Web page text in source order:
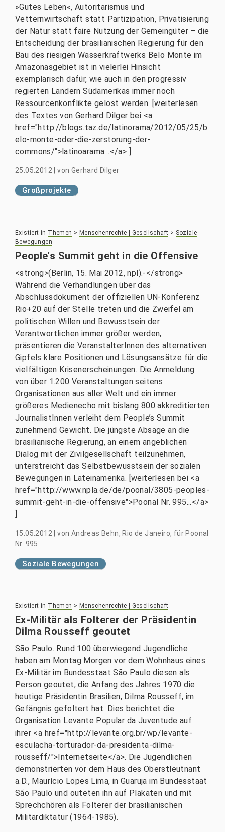
»Gutes Leben«, Autoritarismus und
Vetternwirtschaft statt Partizipation, Privatisierung
der Natur statt faire Nutzung der Gemeingüter – die
Entscheidung der brasilianischen Regierung für den
Bau des riesigen Wasserkraftwerks Belo Monte im
Amazonasgebiet ist in vielerlei Hinsicht
exemplarisch dafür, wie auch in den progressiv
regierten Ländern Südamerikas immer noch
Ressourcenkonflikte gelöst werden. [weiterlesen
des Textes von Gerhard Dilger bei <a
href="http://blogs.taz.de/latinorama/2012/05/25/b
elo-monte-oder-die-zerstorung-der-
commons/">latinoarama...</a> ]
25.05.2012 |von Gerhard Dilger
Großprojekte
Existiert in Themen > Menschenrechte | Gesellschaft > Soziale
Bewegungen
People's Summit geht in die Offensive
<strong>(Berlin, 15. Mai 2012, npl).-</strong>
Während die Verhandlungen über das
Abschlussdokument der offiziellen UN-Konferenz
Rio+20 auf der Stelle treten und die Zweifel am
politischen Willen und Bewusstsein der
Verantwortlichen immer größer werden,
präsentieren die VeranstalterInnen des alternativen
Gipfels klare Positionen und Lösungsansätze für die
vielfältigen Krisenerscheinungen. Die Anmeldung
von über 1.200 Veranstaltungen seitens
Organisationen aus aller Welt und ein immer
größeres Medienecho mit bislang 800 akkreditierten
JournalistInnen verleiht dem People’s Summit
zunehmend Gewicht. Die jüngste Absage an die
brasilianische Regierung, an einem angeblichen
Dialog mit der Zivilgesellschaft teilzunehmen,
unterstreicht das Selbstbewusstsein der sozialen
Bewegungen in Lateinamerika. [weiterlesen bei <a
href="http://www.npla.de/de/poonal/3805-peoples-
summit-geht-in-die-offensive">Poonal Nr. 995...</a>
]
15.05.2012 |von Andreas Behn, Rio de Janeiro, für Poonal
Nr. 995
Soziale Bewegungen
Existiert in Themen > Menschenrechte | Gesellschaft
Ex-Militär als Folterer der Präsidentin
Dilma Rousseff geoutet
São Paulo. Rund 100 überwiegend Jugendliche
haben am Montag Morgen vor dem Wohnhaus eines
Ex-Militär im Bundesstaat São Paulo diesen als
Person geoutet, die Anfang des Jahres 1970 die
heutige Präsidentin Brasilien, Dilma Rousseff, im
Gefängnis gefoltert hat. Dies berichtet die
Organisation Levante Popular da Juventude auf
ihrer <a href="http://levante.org.br/wp/levante-
esculacha-torturador-da-presidenta-dilma-
rousseff/">Internetseite</a>. Die Jugendlichen
demonstrierten vor dem Haus des Oberstleutnant
a.D., Maurício Lopes Lima, in Guaruja im Bundesstaat
São Paulo und outeten ihn auf Plakaten und mit
Sprechchören als Folterer der brasilianischen
Militärdiktatur (1964-1985).